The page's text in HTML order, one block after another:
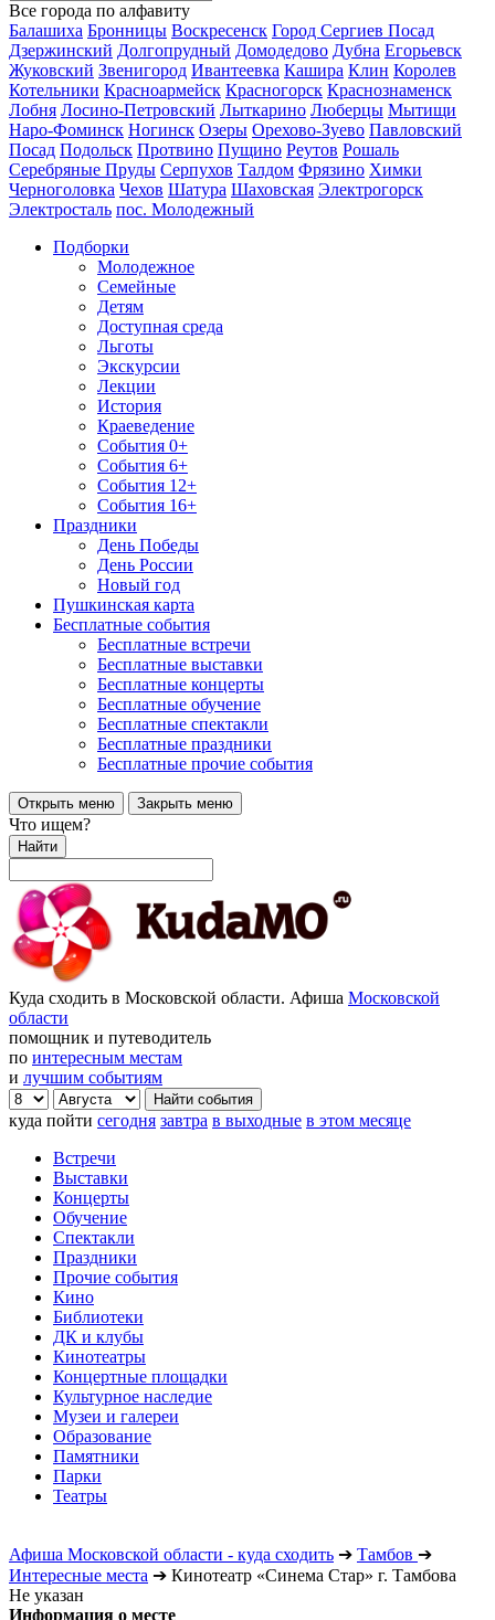
Все города по алфавиту
Балашиха Бронницы Воскресенск Город Сергиев Посад
Дзержинский Долгопрудный Домодедово Дубна Егорьевск
Жуковский Звенигород Ивантеевка Кашира Клин Королев
Котельники Красноармейск Красногорск Краснознаменск
Лобня Лосино-Петровский Лыткарино Люберцы Мытищи
Наро-Фоминск Ногинск Озеры Орехово-Зуево Павловский
Посад Подольск Протвино Пущино Реутов Рошаль
Серебряные Пруды Серпухов Талдом Фрязино Химки
Черноголовка Чехов Шатура Шаховская Электрогорск
Электросталь пос. Молодежный
Подборки
Молодежное
Семейные
Детям
Доступная среда
Льготы
Экскурсии
Лекции
История
Краеведение
События 0+
События 6+
События 12+
События 16+
Праздники
День Победы
День России
Новый год
Пушкинская карта
Бесплатные события
Бесплатные встречи
Бесплатные выставки
Бесплатные концерты
Бесплатные обучение
Бесплатные спектакли
Бесплатные праздники
Бесплатные прочие события
Открыть меню Закрыть меню
Что ищем?
Найти
Куда сходить в Московской области. Афиша Московской
области
помощник и путеводитель
по интересным местам
и лучшим событиям
куда пойти сегодня завтра в выходные в этом месяце
Встречи
Выставки
Концерты
Обучение
Спектакли
Праздники
Прочие события
Кино
Библиотеки
ДК и клубы
Кинотеатры
Концертные площадки
Культурное наследие
Музеи и галереи
Образование
Памятники
Парки
Театры
Афиша Московской области - куда сходить ➔ Тамбов ➔
Интересные места ➔ Кинотеатр «Синема Стар» г. Тамбова
Не указан
Информация о месте